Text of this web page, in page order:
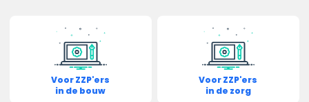
Voor ZZP'ers
in de bouw
Voor ZZP'ers
in de zorg